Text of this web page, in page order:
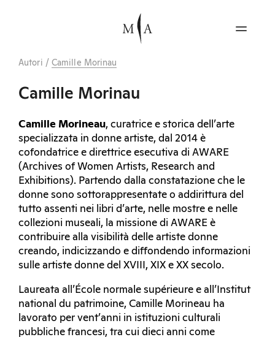
Autori / Camille Morinau
Camille Morinau
Camille Morineau, curatrice e storica dell’arte
specializzata in donne artiste, dal 2014 è
cofondatrice e direttrice esecutiva di AWARE
(Archives of Women Artists, Research and
Exhibitions). Partendo dalla constatazione che le
donne sono sottorappresentate o addirittura del
tutto assenti nei libri d’arte, nelle mostre e nelle
collezioni museali, la missione di AWARE è
contribuire alla visibilità delle artiste donne
creando, indicizzando e diffondendo informazioni
sulle artiste donne del XVIII, XIX e XX secolo.
Laureata all’École normale supérieure e all’Institut
national du patrimoine, Camille Morineau ha
lavorato per vent’anni in istituzioni culturali
pubbliche francesi, tra cui dieci anni come